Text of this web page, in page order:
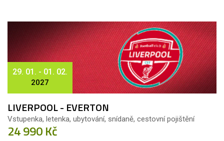
29. 01. - 01. 02.
2027
LIVERPOOL - EVERTON
Vstupenka, letenka, ubytování, snídaně, cestovní pojištění
24 990 Kč